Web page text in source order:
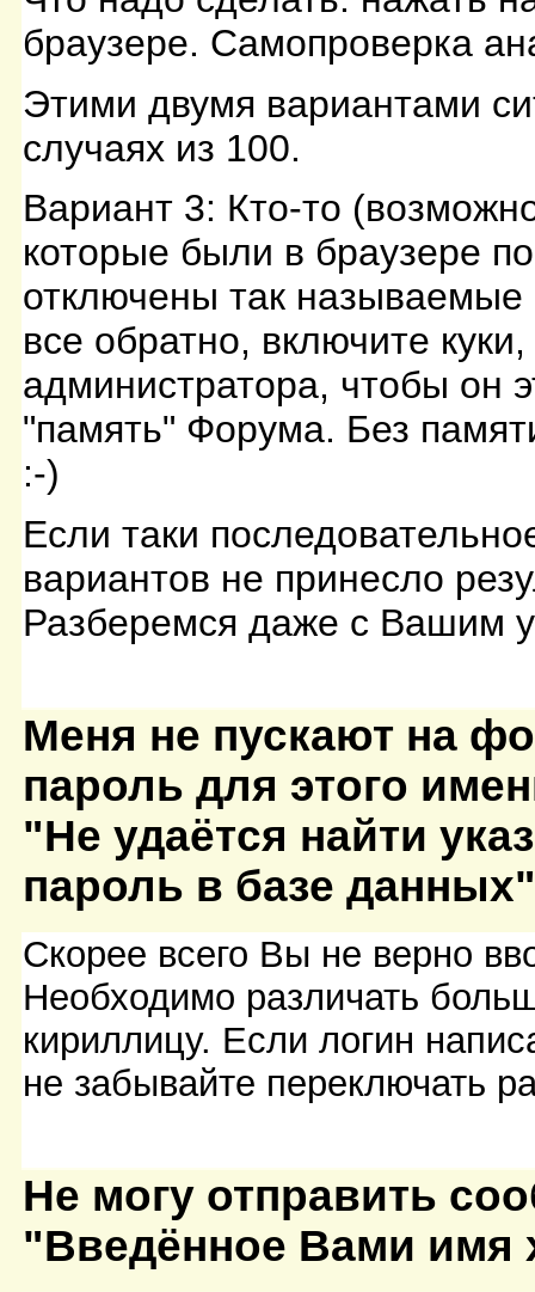
браузере. Самопроверка
Этими двумя вариантами
случаях из 100.
Вариант 3: Кто-то
которые были в браузере
отключены так
все обратно, включите
администратора, чтобы он
"память" Форума. Без
:-)
Если таки
вариантов не принесло
Разберемся даже с Вашим
Меня не пускают на
пароль для этого
"Не удаётся найти
пароль в базе
Скорее всего Вы не верно
Необходимо различать
кириллицу. Если логин
не забывайте переключать
Не могу отправить
"Введённое Вами имя